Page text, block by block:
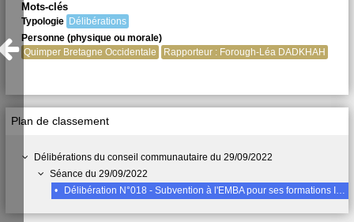
Plan de classement
Délibérations du conseil communautaire du 29/09/2022
Séance du 29/09/2022
•
Délibération N°018 - Subvention à l'EMBA pour ses formations Institut Supérieur de Gestion Asie pacifique (ISUGA)
Mots-clés
Typologie Délibérations
Personne (physique ou morale)
Quimper Bretagne Occidentale
Rapporteur : Forough-Léa DADKHAH